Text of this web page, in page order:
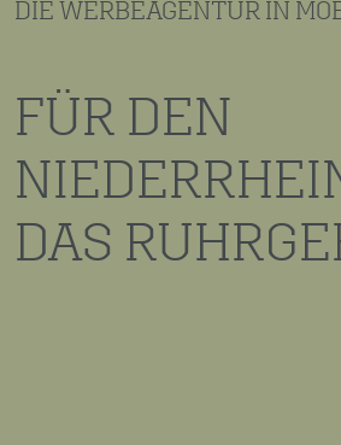
DIE WERBEAGENTUR IN
FÜR DEN
DAS